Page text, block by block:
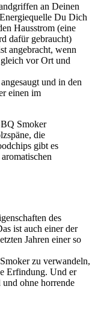
an Deinen
Du Dich
Hausstrom (eine
dafür gebraucht)
angebracht, wenn
vor Ort und
und in den
einen im
Smoker
die
gibt es
des
ist auch einer der
Jahren einer so
zu verwandeln,
Erfindung. Und er
ohne horrende